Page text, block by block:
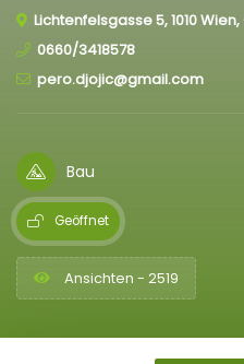
Lichtenfelsgasse 5, 1010
0660/3418578
pero.djojic@gmail.com
Bau
Geöffnet
Ansichten - 2519